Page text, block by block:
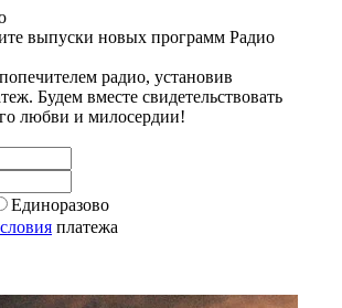
выпуски новых программ Радио
радио, установив
Будем вместе свидетельствовать
любви и милосердии!
Единоразово
платежа